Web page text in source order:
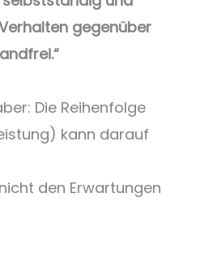
gegenüber
Die Reihenfolge
kann darauf
den Erwartungen